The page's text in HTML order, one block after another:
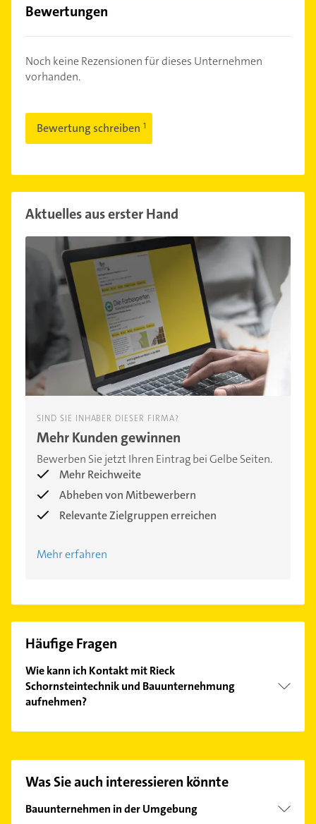
Bewertungen
Noch keine Rezensionen für dieses Unternehmen
vorhanden.
Bewertung schreiben
Aktuelles aus erster Hand
SIND SIE INHABER DIESER FIRMA?
Mehr Kunden gewinnen
Bewerben Sie jetzt Ihren Eintrag bei Gelbe Seiten.
Mehr Reichweite
Abheben von Mitbewerbern
Relevante Zielgruppen erreichen
Mehr erfahren
Häufige Fragen
Wie kann ich Kontakt mit Rieck
Schornsteintechnik und Bauunternehmung
aufnehmen?
unserem Kontaktdaten-Bereich auswählen. Hier
finden Sie alle
Kontaktdaten
Was Sie auch interessieren könnte
Bauunternehmen in der Umgebung